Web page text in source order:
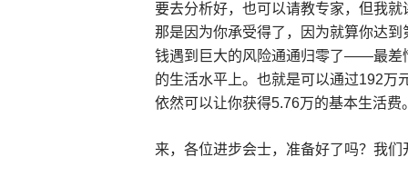
要去分析好，也可以请教专家，但我
那是因为你承受得了，因为就算你达
钱遇到巨大的风险通通归零了——最差
的生活水平上。也就是可以通过192万
依然可以让你获得5.76万的基本生活费
来，各位进步会士，准备好了吗？我